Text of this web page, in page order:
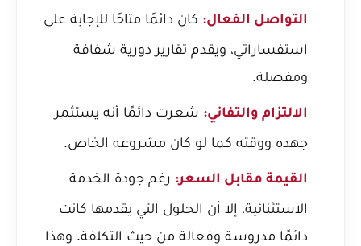
التواصل الفعال: كان دائمًا متاحًا للإجابة على
استفساراتي، ويقدم تقارير دورية شفافة
ومفصلة.
الالتزام والتفاني: شعرت دائمًا أنه يستثمر
جهده ووقته كما لو كان مشروعه الخاص.
القيمة مقابل السعر: رغم جودة الخدمة
الاستثنائية، إلا أن الحلول التي يقدمها كانت
دائمًا مدروسة وفعالة من حيث التكلفة. وهذا